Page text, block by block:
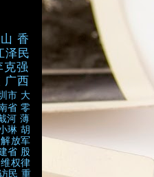
香
泽民
克强
广西
市 大
省 零
河 薄
琳 胡
解放军
省 股
维权律
民 重